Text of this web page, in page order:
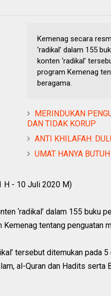
Kemenag secara
‘radikal’ dalam 155
konten ‘radikal’
program Kemenag
beragama.
MERINDUKAN
DAN TIDAK KORUP
ANTI KHILAFAH:
UMAT HANYA
H - 10 Juli 2020 M)
‘radikal’ dalam 155 buku
Kemenag tentang penguatan
tersebut ditemukan pada
al-Quran dan Hadits serta